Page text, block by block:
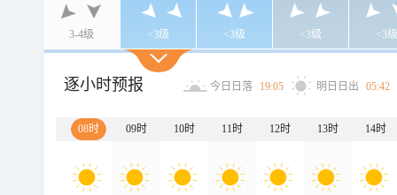
3-4级 <3级 <3级 <3级 <3级
逐小时预报 今日日落 19:05 明日日出 05:42
08时 09时 10时 11时 12时 13时 14时